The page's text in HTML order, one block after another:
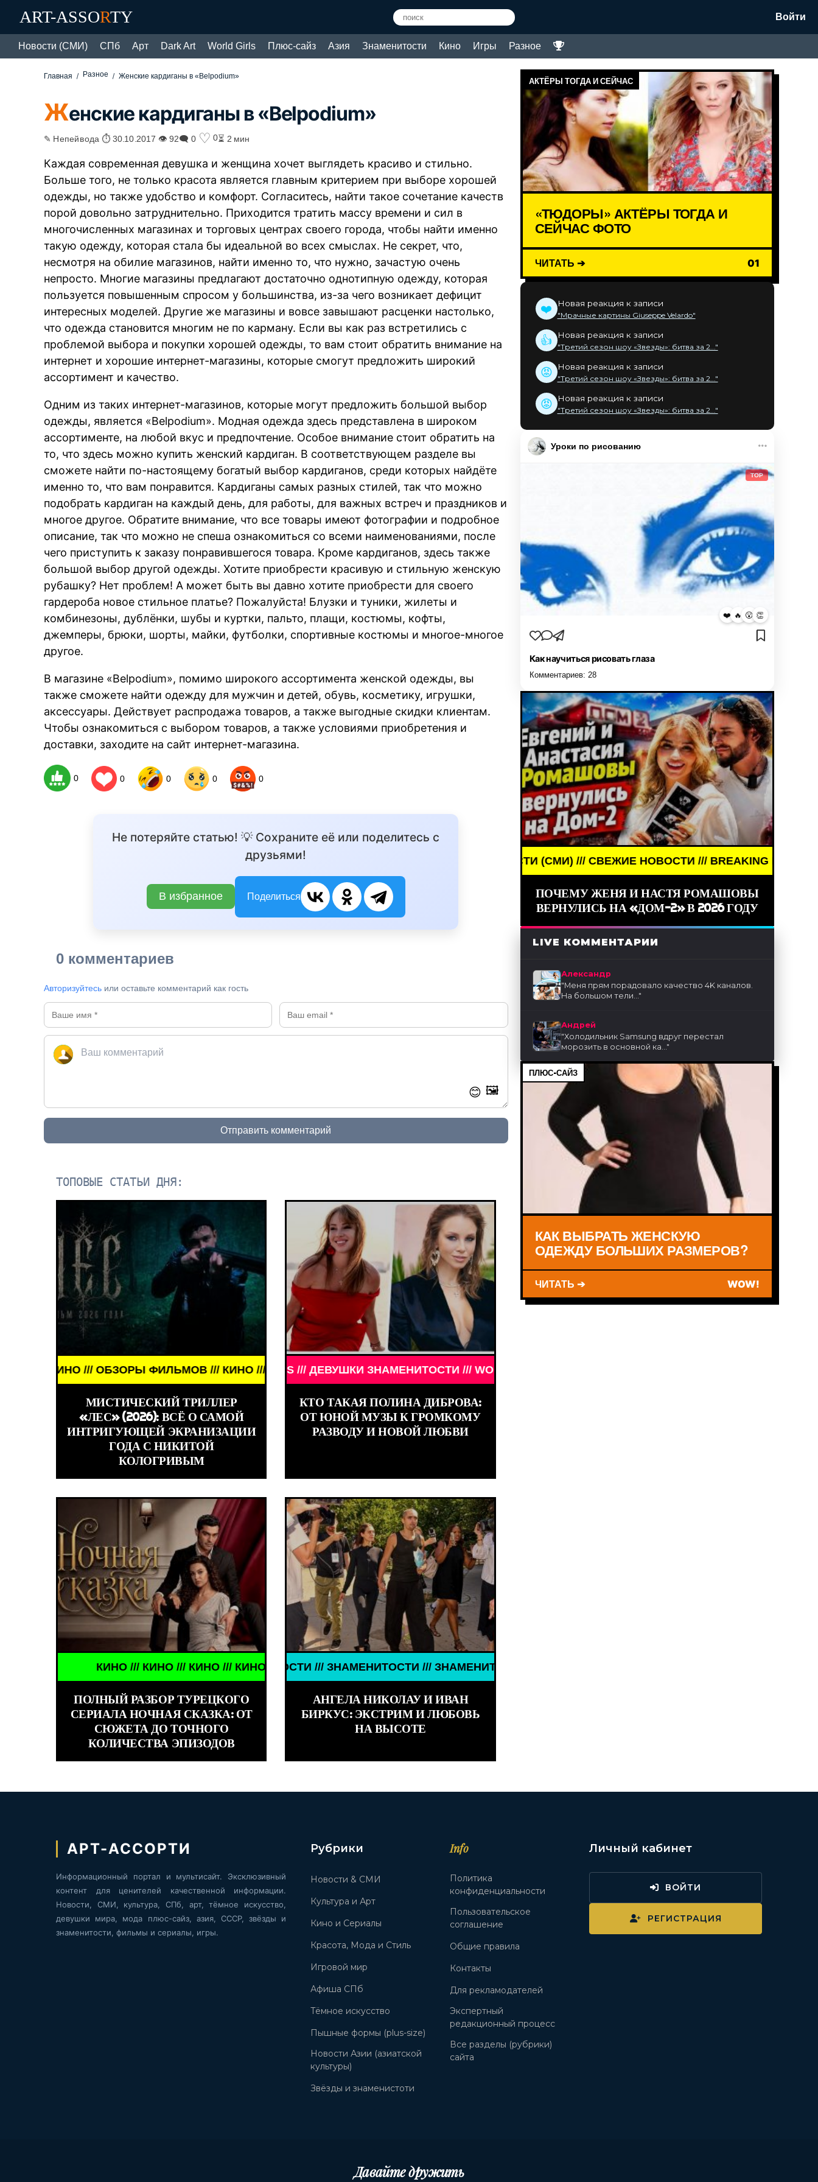
ART-ASSORTY Войти
Новости (СМИ) СПб Арт Dark Art World Girls Плюс-сайз Азия Знаменитости Кино Игры Разное
Главная Разное Женские кардиганы в «Belpodium»
Женские кардиганы в «Belpodium»
✎ Непейвода ⏱ 30.10.2017 👁 92🗨 0 ♡ 0⏳ 2 мин
Каждая современная девушка и женщина хочет выглядеть красиво и стильно.
Больше того, не только красота является главным критерием при выборе хорошей
одежды, но также удобство и комфорт. Согласитесь, найти такое сочетание качеств
порой довольно затруднительно. Приходится тратить массу времени и сил в
многочисленных магазинах и торговых центрах своего города, чтобы найти именно
такую одежду, которая стала бы идеальной во всех смыслах. Не секрет, что,
несмотря на обилие магазинов, найти именно то, что нужно, зачастую очень
непросто. Многие магазины предлагают достаточно однотипную одежду, которая
пользуется повышенным спросом у большинства, из-за чего возникает дефицит
интересных моделей. Другие же магазины и вовсе завышают расценки настолько,
что одежда становится многим не по карману. Если вы как раз встретились с
проблемой выбора и покупки хорошей одежды, то вам стоит обратить внимание на
интернет и хорошие интернет-магазины, которые смогут предложить широкий
ассортимент и качество.
Одним из таких интернет-магазинов, которые могут предложить большой выбор
одежды, является «Belpodium». Модная одежда здесь представлена в широком
ассортименте, на любой вкус и предпочтение. Особое внимание стоит обратить на
то, что здесь можно купить женский кардиган. В соответствующем разделе вы
сможете найти по-настоящему богатый выбор кардиганов, среди которых найдёте
именно то, что вам понравится. Кардиганы самых разных стилей, так что можно
подобрать кардиган на каждый день, для работы, для важных встреч и праздников и
многое другое. Обратите внимание, что все товары имеют фотографии и подробное
описание, так что можно не спеша ознакомиться со всеми наименованиями, после
чего приступить к заказу понравившегося товара. Кроме кардиганов, здесь также
большой выбор другой одежды. Хотите приобрести красивую и стильную женскую
рубашку? Нет проблем! А может быть вы давно хотите приобрести для своего
гардероба новое стильное платье? Пожалуйста! Блузки и туники, жилеты и
комбинезоны, дублёнки, шубы и куртки, пальто, плащи, костюмы, кофты,
джемперы, брюки, шорты, майки, футболки, спортивные костюмы и многое-многое
другое.
В магазине «Belpodium», помимо широкого ассортимента женской одежды, вы
также сможете найти одежду для мужчин и детей, обувь, косметику, игрушки,
аксессуары. Действует распродажа товаров, а также выгодные скидки клиентам.
Чтобы ознакомиться с выбором товаров, а также условиями приобретения и
доставки, заходите на сайт интернет-магазина.
0 0 0 0 0
Не потеряйте статью! 💡 Сохраните её или поделитесь с
друзьями!
В избранное Поделиться
0 комментариев
Авторизуйтесь или оставьте комментарий как гость
😊 🖼️
Отправить комментарий
ТОПОВЫЕ СТАТЬИ ДНЯ:
/// ОБЗОРЫ ФИЛЬМОВ /// КИНО /// ОБЗОРЫ ФИЛЬМОВ /// КИНО /// ОБЗОРЫ ФИЛЬМОВ ///
МИСТИЧЕСКИЙ ТРИЛЛЕР
«ЛЕС» (2026): ВСЁ О САМОЙ
ИНТРИГУЮЩЕЙ ЭКРАНИЗАЦИИ
ГОДА С НИКИТОЙ
КОЛОГРИВЫМ
ЗНАМЕНИТОСТИ /// WORLD GIRLS /// ДЕВУШКИ ЗНАМЕНИТОСТИ /// WORLD GIRLS /// ДЕВУШКИ ЗНАМЕНИТОСТИ /// WORLD GIRLS /// ДЕВУШКИ
КТО ТАКАЯ ПОЛИНА ДИБРОВА:
ОТ ЮНОЙ МУЗЫ К ГРОМКОМУ
РАЗВОДУ И НОВОЙ ЛЮБВИ
КИНО /// КИНО /// КИНО /// КИНО ///
ПОЛНЫЙ РАЗБОР ТУРЕЦКОГО
СЕРИАЛА НОЧНАЯ СКАЗКА: ОТ
СЮЖЕТА ДО ТОЧНОГО
КОЛИЧЕСТВА ЭПИЗОДОВ
ЗНАМЕНИТОСТИ /// ЗНАМЕНИТОСТИ /// ЗНАМЕНИТОСТИ /// ЗНАМЕНИТОСТИ ///
АНГЕЛА НИКОЛАУ И ИВАН
БИРКУС: ЭКСТРИМ И ЛЮБОВЬ
НА ВЫСОТЕ
АКТЁРЫ ТОГДА И СЕЙЧАС
«ТЮДОРЫ» АКТЁРЫ ТОГДА И
СЕЙЧАС ФОТО
ЧИТАТЬ ➔ 01
❤️ Новая реакция к записи
"Мрачные картины Giuseppe Velardo"
👍 Новая реакция к записи
"Третий сезон шоу «Звезды»: битва за 2..."
😡 Новая реакция к записи
"Третий сезон шоу «Звезды»: битва за 2..."
😡 Новая реакция к записи
"Третий сезон шоу «Звезды»: битва за 2..."
Уроки по рисованию
TOP
❤️ 🔥 😮 👏
Как научиться рисовать глаза
Комментариев: 28
BREAKING NEWS /// НОВОСТИ (СМИ) /// СВЕЖИЕ НОВОСТИ /// BREAKING NEWS ///
ПОЧЕМУ ЖЕНЯ И НАСТЯ РОМАШОВЫ
ВЕРНУЛИСЬ НА «ДОМ-2» В 2026 ГОДУ
LIVE КОММЕНТАРИИ
Александр
"Меня прям порадовало качество 4K каналов.
На большом тели..."
Андрей
"Холодильник Samsung вдруг перестал
морозить в основной ка..."
ПЛЮС-САЙЗ
КАК ВЫБРАТЬ ЖЕНСКУЮ
ОДЕЖДУ БОЛЬШИХ РАЗМЕРОВ?
ЧИТАТЬ ➔ WOW!
АРТ-АССОРТИ
Информационный портал и мультисайт. Эксклюзивный
контент для ценителей качественной информации.
Новости, СМИ, культура, СПб, арт, тёмное искусство,
девушки мира, мода плюс-сайз, азия, СССР, звёзды и
знаменитости, фильмы и сериалы, игры.
Рубрики
Новости & СМИ
Культура и Арт
Кино и Сериалы
Красота, Мода и Стиль
Игровой мир
Афиша СПб
Тёмное искусство
Пышные формы (plus-size)
Новости Азии (азиатской
культуры)
Звёзды и знаменистоти
Info
Политика
конфиденциальности
Пользовательское
соглашение
Общие правила
Контакты
Для рекламодателей
Экспертный
редакционный процесс
Все разделы (рубрики)
сайта
Личный кабинет
ВОЙТИ
РЕГИСТРАЦИЯ
Давайте дружить